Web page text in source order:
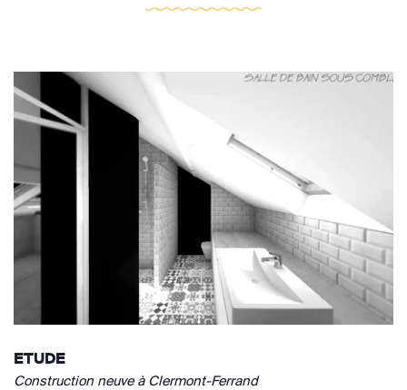
ETUDE
Construction neuve à Clermont-Ferrand